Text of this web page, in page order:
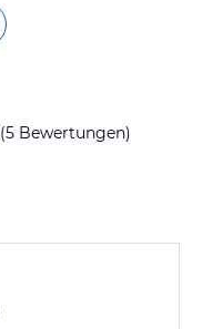
(5 Bewertungen)